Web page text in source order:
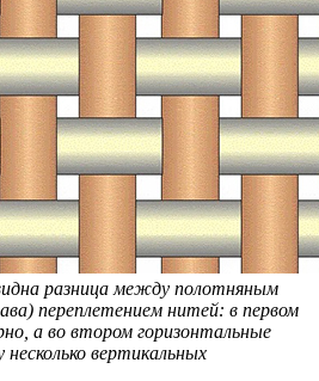
разница между полотняным
переплетением нитей: в первом
а во втором горизонтальные
вертикальных